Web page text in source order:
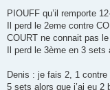
PIOUFF qu’il remporte
Il perd le 2eme contre
COURT ne connait pas
Il perd le 3ème en 3 sets
Denis : je fais 2, 1 contre
5 sets alors que j’ai eu 2